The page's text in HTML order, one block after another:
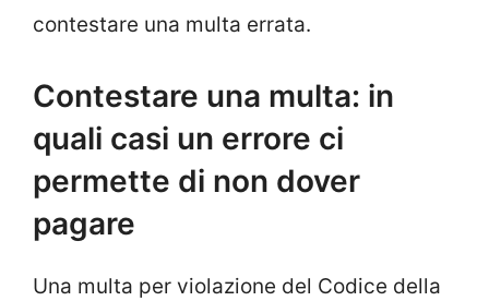
contestare una multa errata.
Contestare una multa: in
quali casi un errore ci
permette di non dover
pagare
Una multa per violazione del Codice della